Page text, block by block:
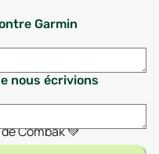
Garmin
nous écrivions
Combak 💚